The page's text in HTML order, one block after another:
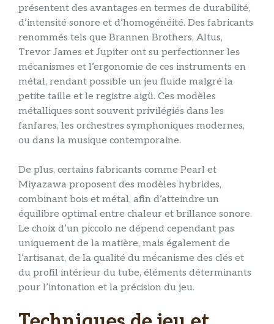
présentent des avantages en termes de durabilité,
d’intensité sonore et d’homogénéité. Des fabricants
renommés tels que Brannen Brothers, Altus,
Trevor James et Jupiter ont su perfectionner les
mécanismes et l’ergonomie de ces instruments en
métal, rendant possible un jeu fluide malgré la
petite taille et le registre aigü. Ces modèles
métalliques sont souvent privilégiés dans les
fanfares, les orchestres symphoniques modernes,
ou dans la musique contemporaine.
De plus, certains fabricants comme Pearl et
Miyazawa proposent des modèles hybrides,
combinant bois et métal, afin d’atteindre un
équilibre optimal entre chaleur et brillance sonore.
Le choix d’un piccolo ne dépend cependant pas
uniquement de la matière, mais également de
l’artisanat, de la qualité du mécanisme des clés et
du profil intérieur du tube, éléments déterminants
pour l’intonation et la précision du jeu.